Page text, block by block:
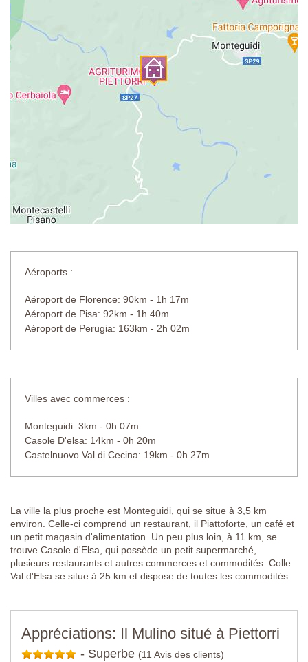
Aéroports :
Aéroport de Florence: 90km - 1h 17m
Aéroport de Pisa: 92km - 1h 40m
Aéroport de Perugia: 163km - 2h 02m
Villes avec commerces :
Monteguidi: 3km - 0h 07m
Casole D'elsa: 14km - 0h 20m
Castelnuovo Val di Cecina: 19km - 0h 27m
La ville la plus proche est Monteguidi, qui se situe à 3,5 km
environ. Celle-ci comprend un restaurant, il Piattoforte, un café et
un petit magasin d'alimentation. Un peu plus loin, à 11 km, se
trouve Casole d'Elsa, qui possède un petit supermarché,
plusieurs restaurants et autres commerces et commodités. Colle
Val d'Elsa se situe à 25 km et dispose de toutes les commodités.
Appréciations: Il Mulino situé à Piettorri
- Superbe (11 Avis des clients)